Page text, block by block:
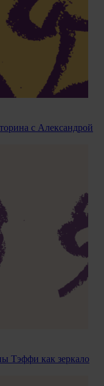
с Александрой
Тэффи как зеркало